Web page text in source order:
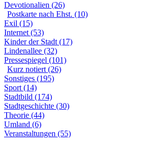
Devotionalien (26)
Postkarte nach Ehst. (10)
Exil (15)
Internet (53)
Kinder der Stadt (17)
Lindenallee (32)
Pressespiegel (101)
Kurz notiert (26)
Sonstiges (195)
Sport (14)
Stadtbild (174)
Stadtgeschichte (30)
Theorie (44)
Umland (6)
Veranstaltungen (55)